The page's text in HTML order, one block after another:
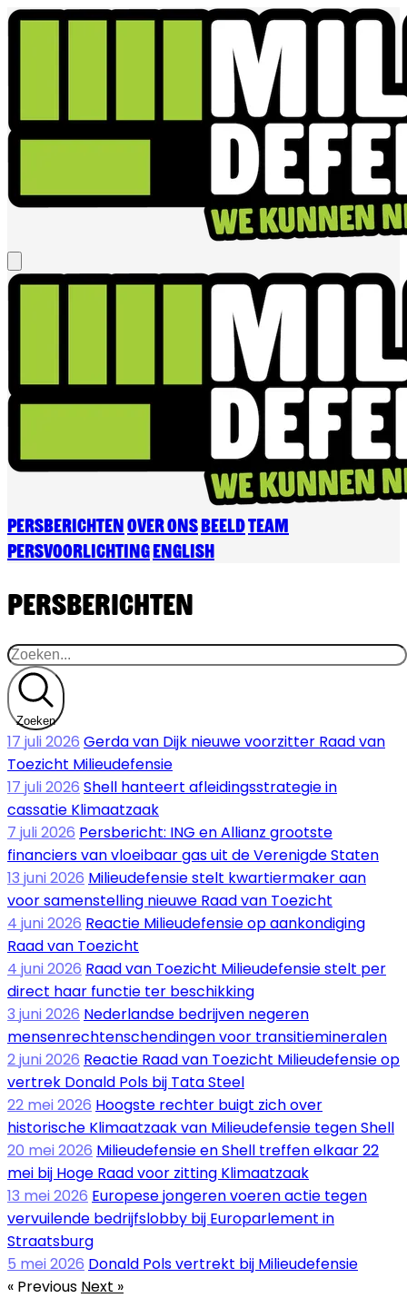
PersberichtenOver onsBeeldTeam
PersvoorlichtingEnglish
Persberichten
Zoeken
17 juli 2026 Gerda van Dijk nieuwe voorzitter Raad van
Toezicht Milieudefensie
17 juli 2026 Shell hanteert afleidingsstrategie in
cassatie Klimaatzaak
7 juli 2026 Persbericht: ING en Allianz grootste
financiers van vloeibaar gas uit de Verenigde Staten
13 juni 2026 Milieudefensie stelt kwartiermaker aan
voor samenstelling nieuwe Raad van Toezicht
4 juni 2026 Reactie Milieudefensie op aankondiging
Raad van Toezicht
4 juni 2026 Raad van Toezicht Milieudefensie stelt per
direct haar functie ter beschikking
3 juni 2026 Nederlandse bedrijven negeren
mensenrechtenschendingen voor transitiemineralen
2 juni 2026 Reactie Raad van Toezicht Milieudefensie op
vertrek Donald Pols bij Tata Steel
22 mei 2026 Hoogste rechter buigt zich over
historische Klimaatzaak van Milieudefensie tegen Shell
20 mei 2026 Milieudefensie en Shell treffen elkaar 22
mei bij Hoge Raad voor zitting Klimaatzaak
13 mei 2026 Europese jongeren voeren actie tegen
vervuilende bedrijfslobby bij Europarlement in
Straatsburg
5 mei 2026 Donald Pols vertrekt bij Milieudefensie
« Previous Next »